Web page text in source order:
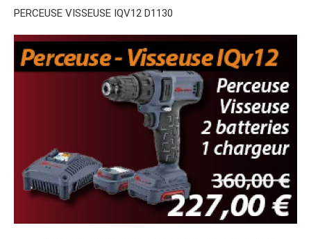
PERCEUSE VISSEUSE IQV12 D1130